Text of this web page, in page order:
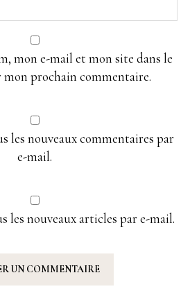
mon e-mail et mon site dans le
prochain commentaire.
les nouveaux commentaires par
e-mail.
les nouveaux articles par e-mail.